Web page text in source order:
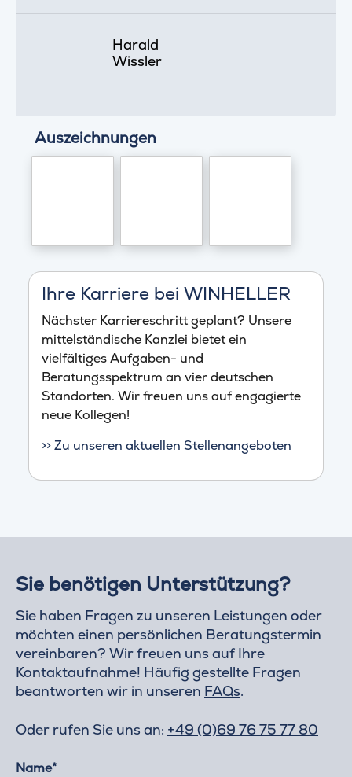
Harald
Wissler
Auszeichnungen
Ihre Karriere bei WINHELLER
Nächster Karriereschritt geplant? Unsere
mittelständische Kanzlei bietet ein
vielfältiges Aufgaben- und
Beratungsspektrum an vier deutschen
Standorten. Wir freuen uns auf engagierte
neue Kollegen!
>> Zu unseren aktuellen Stellenangeboten
Sie benötigen Unterstützung?
Sie haben Fragen zu unseren Leistungen oder
möchten einen persönlichen Beratungstermin
vereinbaren? Wir freuen uns auf Ihre
Kontaktaufnahme! Häufig gestellte Fragen
beantworten wir in unseren FAQs.
Oder rufen Sie uns an: +49 (0)69 76 75 77 80
Name*